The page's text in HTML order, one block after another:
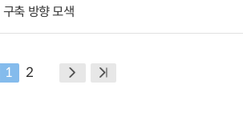
축 방향 모색
1 2